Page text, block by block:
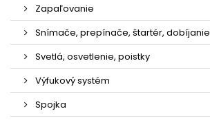
Zapaľovanie
Snímače, prepínače, štartér, dobíjanie
Svetlá, osvetlenie, poistky
Výfukový systém
Spojka